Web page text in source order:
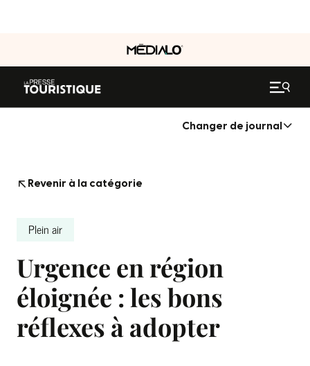
Changer de journal
Revenir à la catégorie
Plein air
Urgence en région
éloignée : les bons
réflexes à adopter